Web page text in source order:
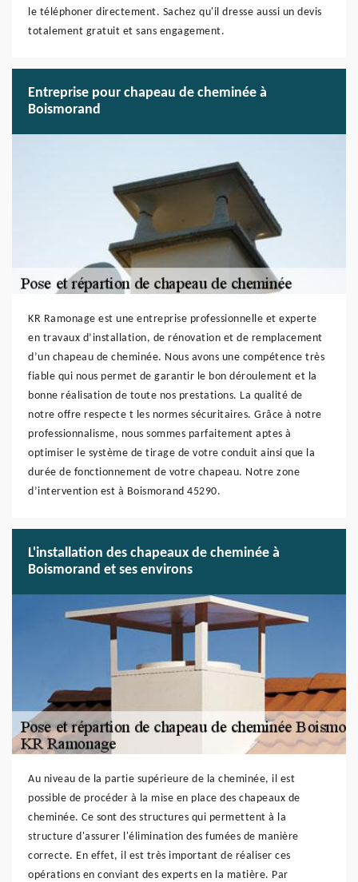
le téléphoner directement. Sachez qu'il dresse aussi un devis
totalement gratuit et sans engagement.
Entreprise pour chapeau de cheminée à
Boismorand
KR Ramonage est une entreprise professionnelle et experte
en travaux d’installation, de rénovation et de remplacement
d’un chapeau de cheminée. Nous avons une compétence très
fiable qui nous permet de garantir le bon déroulement et la
bonne réalisation de toute nos prestations. La qualité de
notre offre respecte t les normes sécuritaires. Grâce à notre
professionnalisme, nous sommes parfaitement aptes à
optimiser le système de tirage de votre conduit ainsi que la
durée de fonctionnement de votre chapeau. Notre zone
d’intervention est à Boismorand 45290.
L'installation des chapeaux de cheminée à
Boismorand et ses environs
Au niveau de la partie supérieure de la cheminée, il est
possible de procéder à la mise en place des chapeaux de
cheminée. Ce sont des structures qui permettent à la
structure d'assurer l'élimination des fumées de manière
correcte. En effet, il est très important de réaliser ces
opérations en conviant des experts en la matière. Par